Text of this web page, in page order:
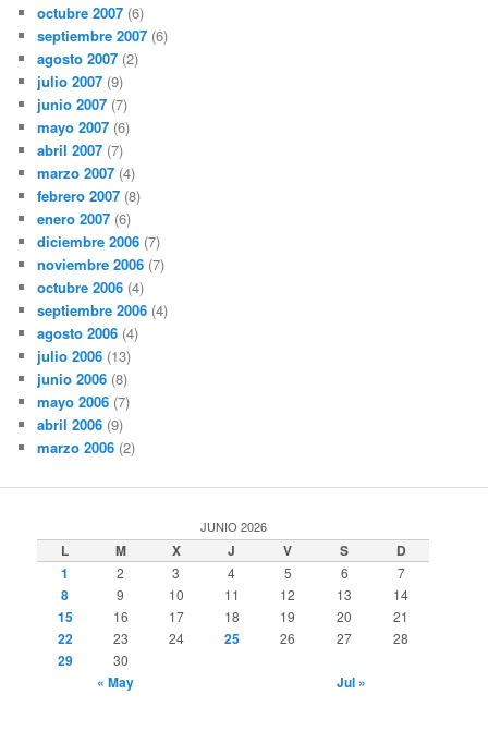
octubre 2007 (6)
septiembre 2007 (6)
agosto 2007 (2)
julio 2007 (9)
junio 2007 (7)
mayo 2007 (6)
abril 2007 (7)
marzo 2007 (4)
febrero 2007 (8)
enero 2007 (6)
diciembre 2006 (7)
noviembre 2006 (7)
octubre 2006 (4)
septiembre 2006 (4)
agosto 2006 (4)
julio 2006 (13)
junio 2006 (8)
mayo 2006 (7)
abril 2006 (9)
marzo 2006 (2)
JUNIO 2026
L M X J V S
D
1
2 3 4 5 6 7
8 9 10 11 12 13 14
15 16 17 18 19 20 21
22 23 24 25 26 27 28
29 30
« May Jul »